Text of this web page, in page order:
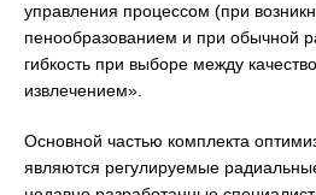
управления процессом (при
пенообразованием и при обычной
гибкость при выборе между
извлечением».
Основной частью комплекта
являются регулируемые